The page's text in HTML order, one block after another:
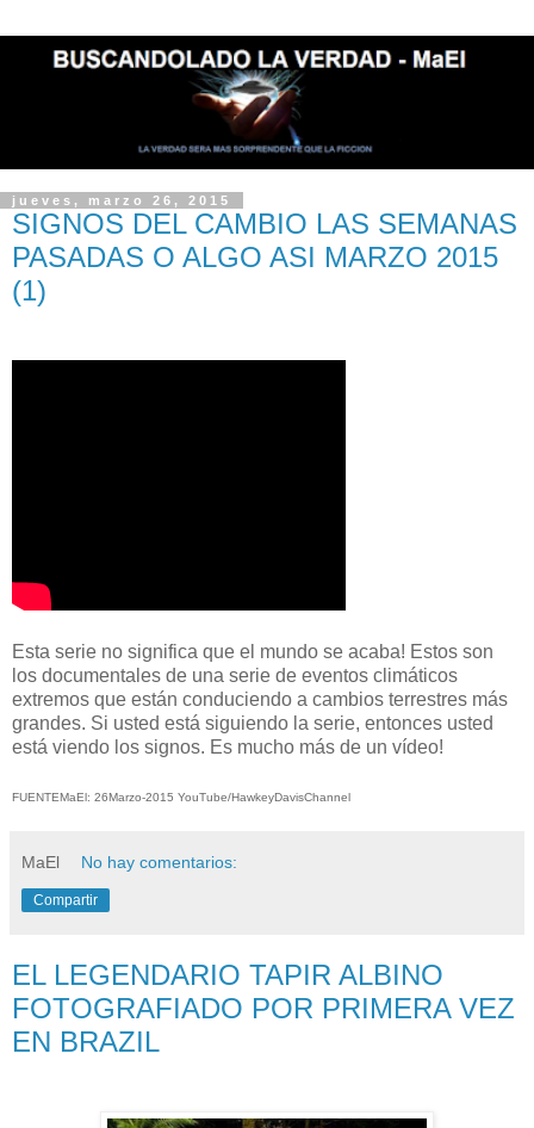
jueves, marzo 26, 2015
SIGNOS DEL CAMBIO LAS SEMANAS
PASADAS O ALGO ASI MARZO 2015
(1)
Esta serie no significa que el mundo se acaba! Estos son
los documentales de una serie de eventos climáticos
extremos que están conduciendo a cambios terrestres más
grandes. Si usted está siguiendo la serie, entonces usted
está viendo los signos. Es mucho más de un vídeo!
FUENTEMaEl: 26Marzo-2015 YouTube/HawkeyDavisChannel
MaEl No hay comentarios:
Compartir
EL LEGENDARIO TAPIR ALBINO
FOTOGRAFIADO POR PRIMERA VEZ
EN BRAZIL